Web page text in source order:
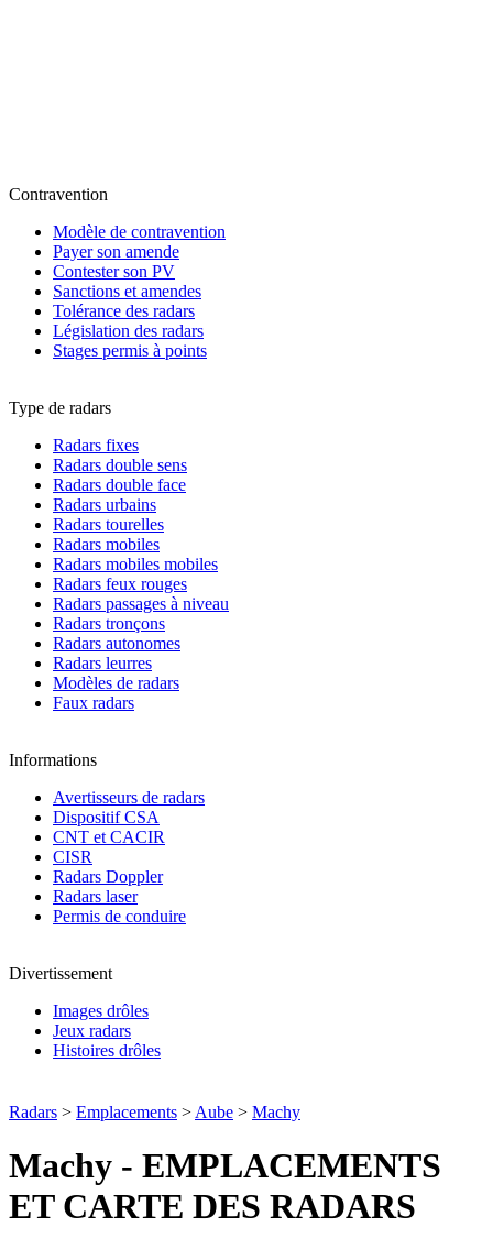
Contravention
Modèle de contravention
Payer son amende
Contester son PV
Sanctions et amendes
Tolérance des radars
Législation des radars
Stages permis à points
Type de radars
Radars fixes
Radars double sens
Radars double face
Radars urbains
Radars tourelles
Radars mobiles
Radars mobiles mobiles
Radars feux rouges
Radars passages à niveau
Radars tronçons
Radars autonomes
Radars leurres
Modèles de radars
Faux radars
Informations
Avertisseurs de radars
Dispositif CSA
CNT et CACIR
CISR
Radars Doppler
Radars laser
Permis de conduire
Divertissement
Images drôles
Jeux radars
Histoires drôles
Radars > Emplacements > Aube > Machy
Machy - EMPLACEMENTS
ET CARTE DES RADARS